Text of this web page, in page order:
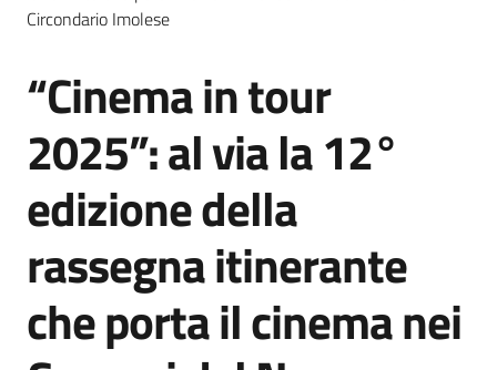
Menu selezionato
Servizi
Vivere
Dozza
Servizi
Circondario Imolese
Salta al contenuto
“Cinema in tour
2025”: al via la 12°
edizione della
rassegna itinerante
che porta il cinema nei